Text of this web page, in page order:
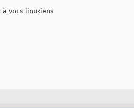
à vous linuxiens